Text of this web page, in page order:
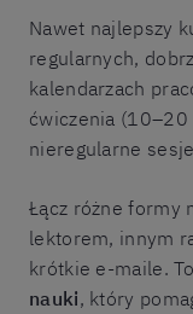
Nawet najlepszy
regularnych,
kalendarzach
ćwiczenia (10–20
nieregularne
Łącz różne formy
lektorem, innym
krótkie e-maile.
nauki, który